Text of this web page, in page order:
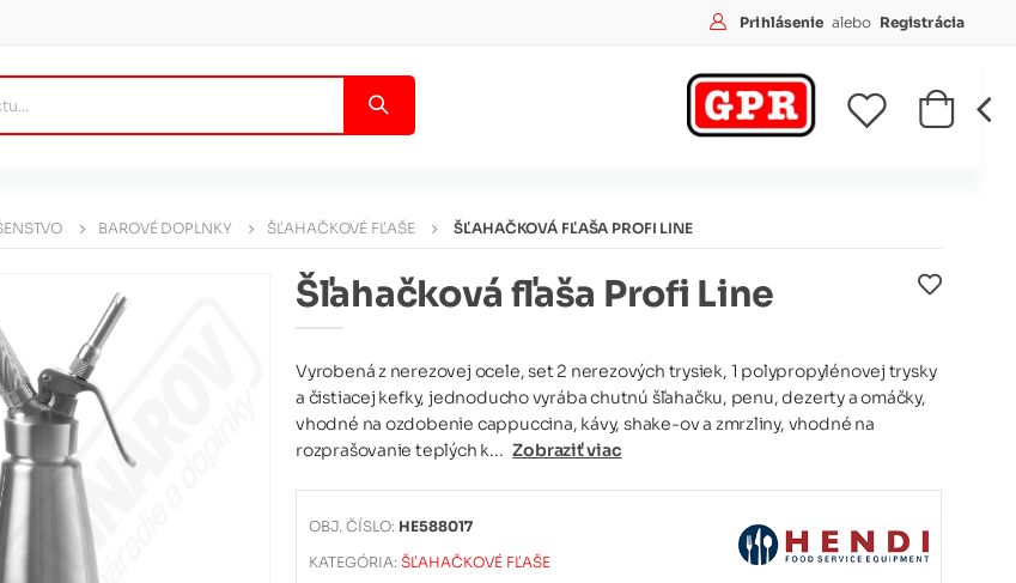
Prihlásenie alebo Registrácia
BAROVÉ DOPLNKY ŠĽAHAČKOVÉ FĽAŠE ŠĽAHAČKOVÁ FĽAŠA PROFI LINE
Šľahačková fľaša Profi Line
Vyrobená z nerezovej ocele, set 2 nerezových trysiek, 1 polypropylénovej trysky
a čistiacej kefky, jednoducho vyrába chutnú šľahačku, penu, dezerty a omáčky,
vhodné na ozdobenie cappuccina, kávy, shake-ov a zmrzliny, vhodné na
rozprašovanie teplých k... Zobraziť viac
OBJ. ČÍSLO: HE588017
KATEGÓRIA:ŠĽAHAČKOVÉ FĽAŠE